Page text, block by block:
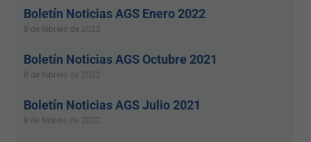
Boletín Noticias AGS Enero 2022
8 de febrero de 2022
Boletín Noticias AGS Octubre 2021
8 de febrero de 2022
Boletín Noticias AGS Julio 2021
8 de febrero de 2022